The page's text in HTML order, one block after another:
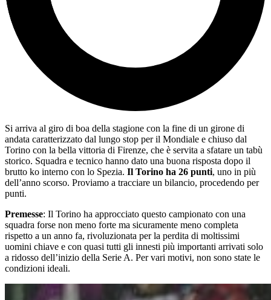
Si arriva al giro di boa della stagione con la fine di un girone di
andata caratterizzato dal lungo stop per il Mondiale e chiuso dal
Torino con la bella vittoria di Firenze, che è servita a sfatare un tabù
storico. Squadra e tecnico hanno dato una buona risposta dopo il
brutto ko interno con lo Spezia. Il Torino ha 26 punti, uno in più
dell’anno scorso. Proviamo a tracciare un bilancio, procedendo per
punti.
Premesse: Il Torino ha approcciato questo campionato con una
squadra forse non meno forte ma sicuramente meno completa
rispetto a un anno fa, rivoluzionata per la perdita di moltissimi
uomini chiave e con quasi tutti gli innesti più importanti arrivati solo
a ridosso dell’inizio della Serie A. Per vari motivi, non sono state le
condizioni ideali.